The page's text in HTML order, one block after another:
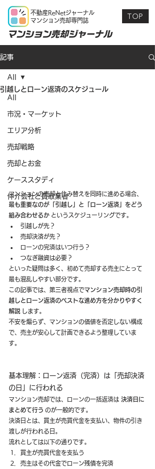
不動産ReNetジャーナル
マンション売却専門誌
マンション売却ジャーナル
TOP
記事
All
市況・マーケット
エリア分析
売却戦略
売却とお金
ケーススタディ
仲介会社と買取業者
All
引越しとローン返済のスケジュール
マンションの売却と住み替えを同時に進める場合、
最も重要なのが「引越し」と「ローン返済」をどう
組み合わせるか というスケジューリングです。
引越しが先？
売却決済が先？
ローンの完済はいつ行う？
つなぎ融資は必要？
といった疑問は多く、初めて売却する売主にとって
最も混乱しやすい部分です。
この記事では、第三者視点でマンション売却時の引
越しとローン返済のベストな進め方を分かりやすく
解説 します。
不安を煽らず、マンションの価値を否定しない構成
で、売主が安心して計画できるよう整理していま
す。
基本理解：ローン返済（完済）は「売却決済
の日」に行われる
マンション売却では、ローンの一括返済は 決済日に
まとめて行う のが一般的です。
決済日とは、買主が売買代金を支払い、物件の引き
渡しが行われる日。
流れとしては以下の通りです。
買主が売買代金を支払う
売主はその代金でローン残債を完済